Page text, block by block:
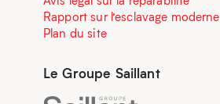
Rapport sur l’esclavage moderne
Plan du site
Le Groupe Saillant